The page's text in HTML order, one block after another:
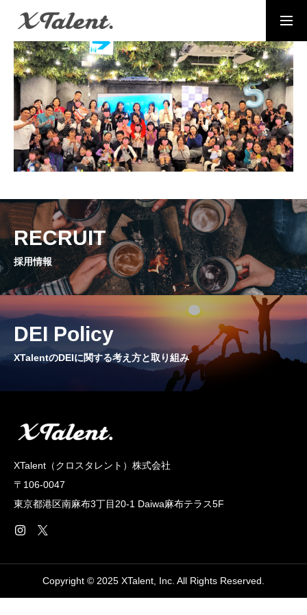
採用情報 お問い合わせ
MESSAGE
代表メッセージ
PRESIDENT
代表紹介
Service
サービス紹介
MEMBERS
社員一覧
CROSS TALK
インタビュー / 座談会
NEWS
COMPANY
会社概要
RECRUIT
採用情報
DEI Policy
XTalentのDEIに関する考え方と取り組み
XTalent（クロスタレント）株式会社
〒106-0047
東京都港区南麻布3丁目20‐1 Daiwa麻布テラス5F
Copyright © 2025 XTalent, Inc. All Rights Reserved.